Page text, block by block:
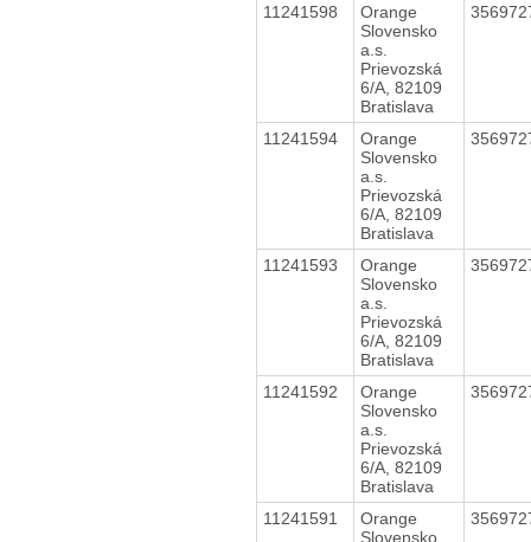
11241598
Orange
Slovensko
a.s.
Prievozská
6/A, 82109
Bratislava
11241594
Orange
Slovensko
a.s.
Prievozská
6/A, 82109
Bratislava
11241593
Orange
Slovensko
a.s.
Prievozská
6/A, 82109
Bratislava
11241592
Orange
Slovensko
a.s.
Prievozská
6/A, 82109
Bratislava
11241591
Orange
Slovensko